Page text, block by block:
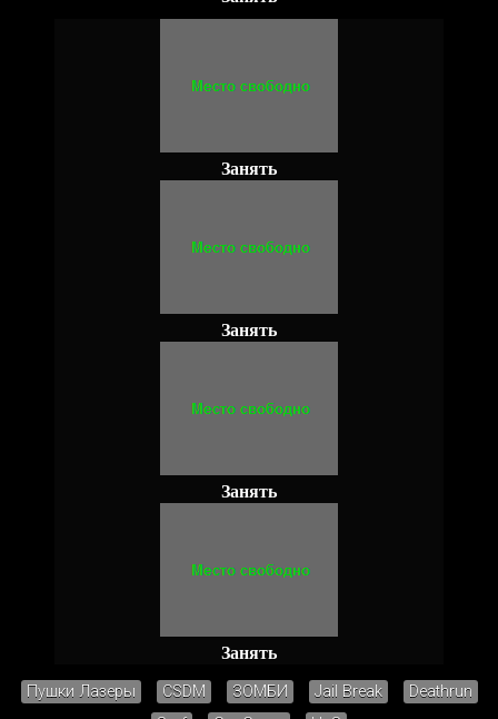
Занять
Занять
Занять
Занять
Пушки Лазеры CSDM ЗОМБИ Jail Break
Deathrun